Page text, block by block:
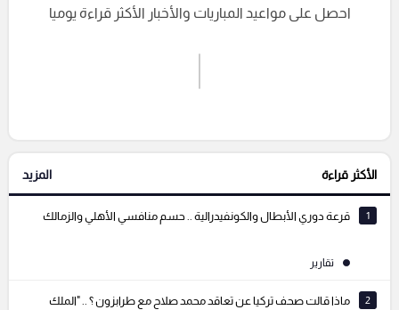
إرسال تعليق
التعليقات السابقة
احصل على مواعيد المباريات والأخبار الأكثر قراءة يوميا
الأكثر قراءة المزيد
1 قرعة دوري الأبطال والكونفيدرالية .. حسم منافسي الأهلي والزمالك
تقارير
2 ماذا قالت صحف تركيا عن تعاقد محمد صلاح مع طرابزون ؟ .. "الملك